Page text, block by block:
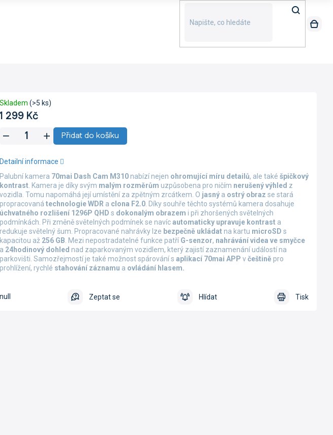
1 299 Kč
Skladem (>5 ks)
Přidat do košíku
Palubní kamera 70mai Dash Cam M310nabízí nejen ohromující míru detailů, ale také špičkový
kontrast . Kamera je díky svým malým rozměrům uzpůsobena pro ničím nerušený výhled z
vozidla. Tomu napomáhá její umístění za zpětným zrcátkem. O jasný a ostrý obraz se stará
propracovaná technologie WDR a clona F2.0 . Díky souhře těchto systémů kamera dosahuje
úchvatného rozlišení 1296P QHD s dokonalým obrazem i při zhoršených světelných
podmínkách. Při změně světelných podmínek se navícautomaticky upravuje kontrast a
redukuje světelný šum. Propracované nahrávky lze bezpečně ukládatna kartu microSD s
kapacitou až 256 GB . Mezi nepostradatelné funkce patří G-senzor, nahrávání videa ve smyčce
a 24hodinový dohled nad zaparkovaným vozidlem, který zajistí zaznamenání událostí na
parkovišti. Samozřejmostí je také možnost spárování s aplikací 70mai APP včeštině pro
prohlížení, rychlé stahování záznamu a ovládání hlasem.
Detailní informace
Tisk
Zeptat se Hlídat
null